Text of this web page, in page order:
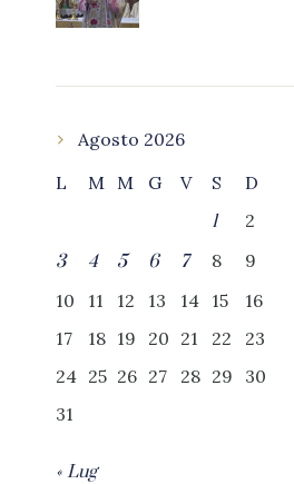
Agosto 2026
L
M M G V S
D
1
2
3
4 5 6 7 8
9
10
11 12 13 14 15
16
17
18 19 20 21 22
23
24 25 26 27 28 29
30
31
« Lug